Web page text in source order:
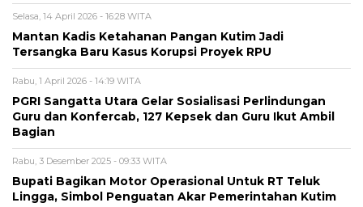
Selasa, 14 April 2026 - 16:28 WITA
Mantan Kadis Ketahanan Pangan Kutim Jadi
Tersangka Baru Kasus Korupsi Proyek RPU
Rabu, 1 April 2026 - 14:19 WITA
PGRI Sangatta Utara Gelar Sosialisasi Perlindungan
Guru dan Konfercab, 127 Kepsek dan Guru Ikut Ambil
Bagian
Rabu, 3 Desember 2025 - 09:33 WITA
Bupati Bagikan Motor Operasional Untuk RT Teluk
Lingga, Simbol Penguatan Akar Pemerintahan Kutim